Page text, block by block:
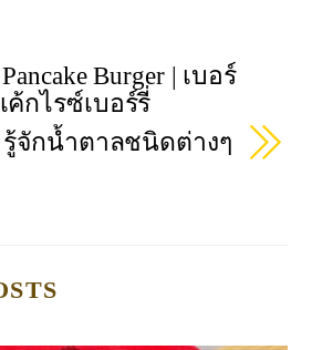
Burger | เบอร์
ค้กไรซ์เบอร์รี่
รู้จักน้ำตาลชนิดต่างๆ